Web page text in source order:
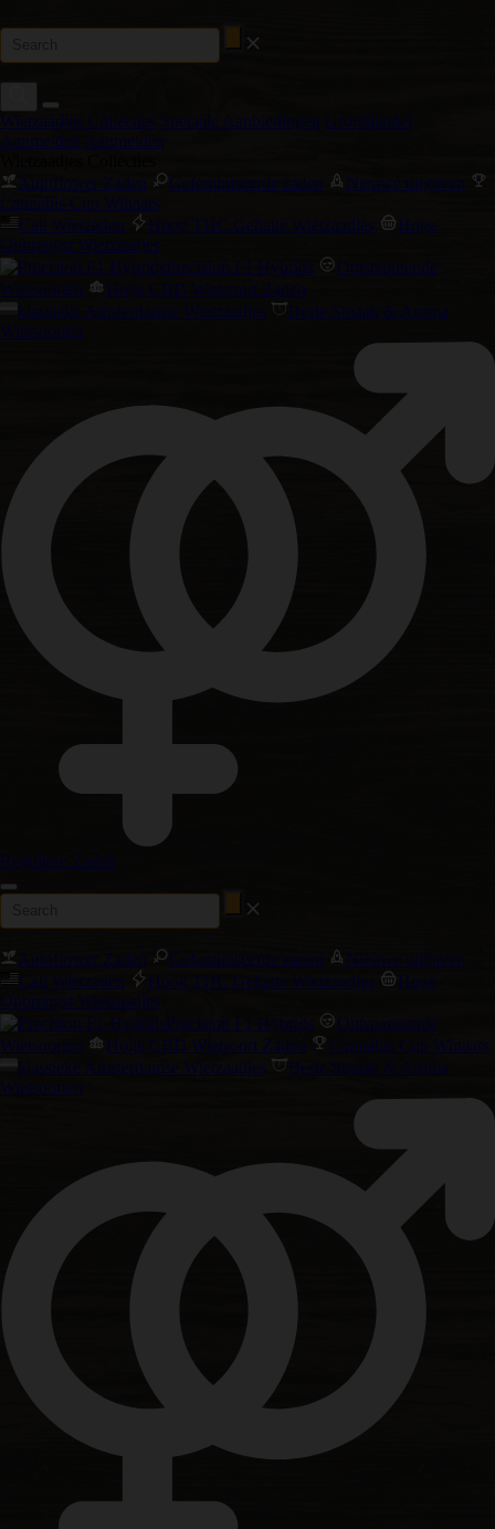
Wietzaadjes Collecties Speciale Aanbiedingen Groothandel
Aanmelden Aanmelden
Autoflower Zaden
Gefeminiseerde zaden
Nieuwe uitgaven
Cannabis Cup Winaars
Cali Wietzaden
Hoog THC Gehalte Wietzaadjes
Hoge
Opbrengst Wietzaadjes
Precision F1 Hybrids
Ontspannende
Wietsoorten
Hoge CBD Wietsoort Zaden
klassieke Amsterdamse Wietzaadjes
Beste Smaak & Aroma
Wietsoorten
Reguliere Zaden
Autoflower Zaden Gefeminiseerde zaden
Nieuwe uitgaven
Cali Wietzaden
Hoog THC Gehalte Wietzaadjes
Hoge
Opbrengst Wietzaadjes
Precision F1 Hybrids
Ontspannende
Wietsoorten
Hoge CBD Wietsoort Zaden
Cannabis Cup Winaars
klassieke Amsterdamse Wietzaadjes
Beste Smaak & Aroma
Wietsoorten